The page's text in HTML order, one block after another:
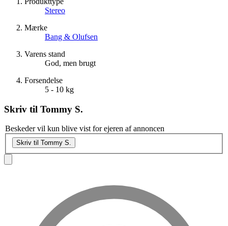
Stereo
Mærke
Bang & Olufsen
Varens stand
God, men brugt
Forsendelse
5 - 10 kg
Skriv til Tommy S.
Beskeder vil kun blive vist for ejeren af annoncen
Skriv til Tommy S.